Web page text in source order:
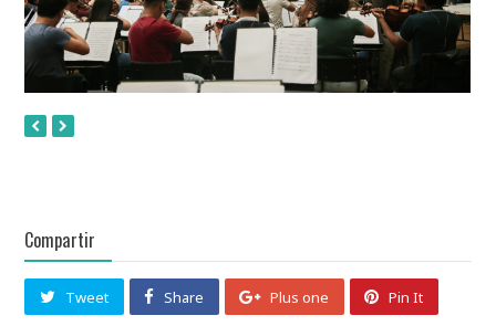
Compartir
Tweet Share Plus one Pin It